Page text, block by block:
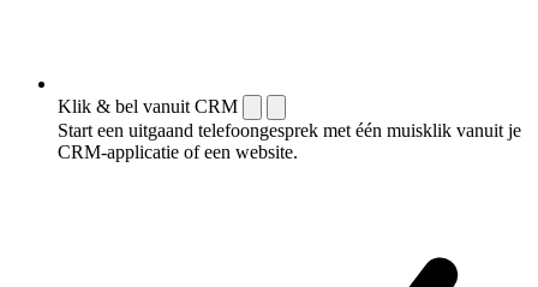
Klik & bel vanuit CRM
Start een uitgaand telefoongesprek met één muisklik vanuit je
CRM-applicatie of een website.